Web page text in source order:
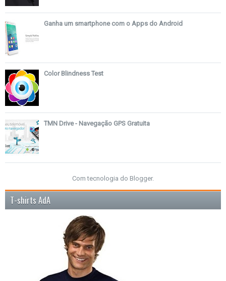
Ganha um smartphone com o Apps do Android
Color Blindness Test
TMN Drive - Navegação GPS Gratuita
Com tecnologia do Blogger.
T-shirts AdA